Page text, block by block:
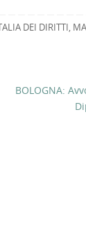
DEI DIRITTI,
BOLOGNA: